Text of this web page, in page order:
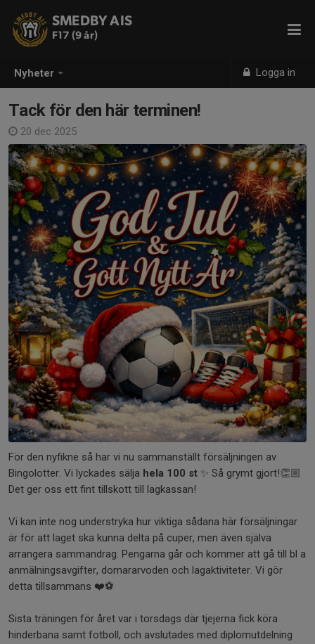
Nyheter Logga in
SMEDBY AIS
F17 (9 år)
Tack för den här terminen!
20 dec 2025
För den nyfikne så har vi nu sammanställt försäljningen av
Bingolotter. Vi lyckades sälja hela 100 st ✨️ Så grymt gjort!👏🏼
Det ger oss ett fint tillskott till lagkassan!
Vi kan inte nog understryka hur viktiga sådana här försäljningar
är för att laget ska kunna delta på cuper, men även själva
arrangera sammandrag. Pengarna går och kommer att gå till bl a
anmälningsavgifter, domararvoden och lagaktiviteter. Vi gör
detta tillsammans ❤️⚽️
Sista träningen för året var i torsdags där tjejerna fick köra
hinderbana samt fotboll, och avslutades med diplomutdelning